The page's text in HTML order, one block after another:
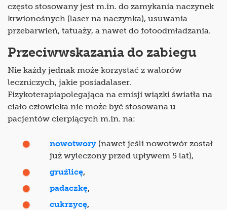
często stosowany jest m.in. do zamykania naczynek
krwionośnych (laser na naczynka), usuwania
przebarwień, tatuaży, a nawet do fotoodmładzania.
Przeciwwskazania do zabiegu
Nie każdy jednak może korzystać z walorów
leczniczych, jakie posiadalaser.
Fizykoterapiapolegająca na emisji wiązki światła na
ciało człowieka nie może być stosowana u
pacjentów cierpiących m.in. na:
nowotwory (nawet jeśli nowotwór został
już wyleczony przed upływem 5 lat),
gruźlicę,
padaczkę,
cukrzycę,